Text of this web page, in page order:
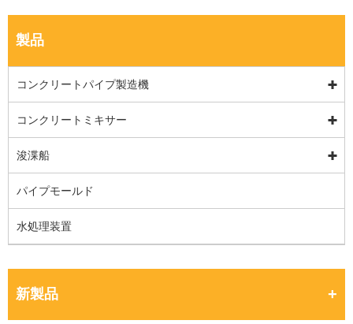
製品
コンクリートパイプ製造機
コンクリートミキサー
浚渫船
パイプモールド
水処理装置
新製品